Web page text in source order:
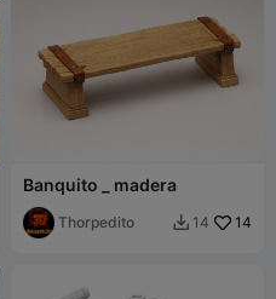
Banquito _ madera
Thorpedito  14 14